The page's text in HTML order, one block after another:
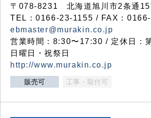
〒078-8231 北海道旭川市2条通15
TEL：0166-23-1155 / FAX：
ebmaster@murakin.co.jp
営業時間：8:30〜17:30 / 定休日：
日曜日・祝祭日
http://www.murakin.co.jp
販売可 工事・取付可